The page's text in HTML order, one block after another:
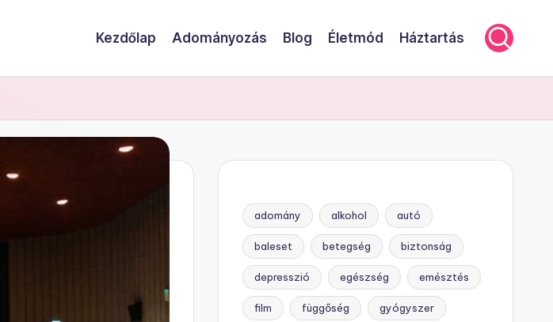
Kezdőlap Adományozás Blog Életmód Háztartás
adomány alkohol autó
baleset betegség biztonság
depresszió egészség emésztés
film függőség gyógyszer